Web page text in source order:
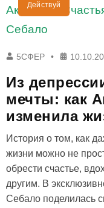
Действуй
5СФЕР
Из
мечты: как
изменила
История о том, как
жизни можно не
обрести счастье,
другим. В
Себало поделилась